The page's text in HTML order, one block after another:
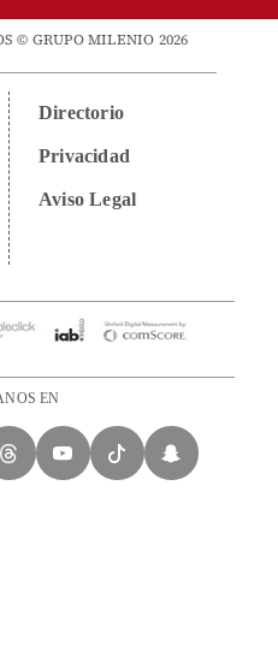
© GRUPO MILENIO 2026
Directorio
Privacidad
Aviso Legal
EN